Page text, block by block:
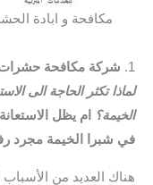
مكافحة و ابادة
1.
شركة مكافحة
لماذا تكثر الحاجة الى
الخيمة؟
ام يظل
في شبرا الخيمة مجرد
هناك العديد من